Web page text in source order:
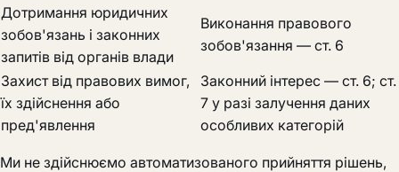
Дотримання юридичних
зобов'язань і законних
запитів від органів влади
Виконання правового
зобов'язання — ст. 6
Захист від правових вимог,
їх здійснення або
пред'явлення
Законний інтерес — ст. 6; ст.
7 у разі залучення даних
особливих категорій
Ми не здійснюємо автоматизованого прийняття рішень,